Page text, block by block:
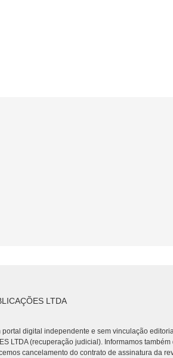
LTDA
portal digital independente e sem vinculação
LTDA (recuperação judicial). Informamos
cancelamento do contrato de assinatura da